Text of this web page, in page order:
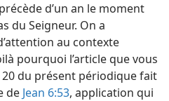
d’un an le moment
du Seigneur. On a
au contexte
pourquoi l’article que vous
du présent périodique fait
de Jean 6:53, application qui